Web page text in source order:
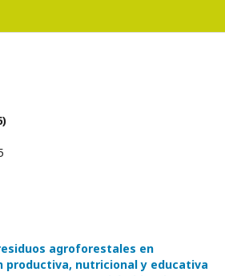
agroforestales en
productiva, nutricional y educativa